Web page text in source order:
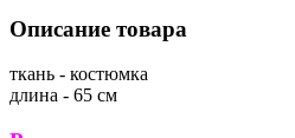
Описание товара
ткань - костюмка
длина - 65 см